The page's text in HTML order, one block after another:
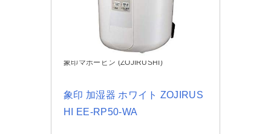
象印マホービン (ZOJIRUSHI)
象印 加湿器 ホワイト ZOJIRUS
HI EE-RP50-WA